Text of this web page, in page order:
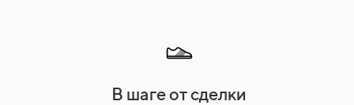
В шаге от сделки